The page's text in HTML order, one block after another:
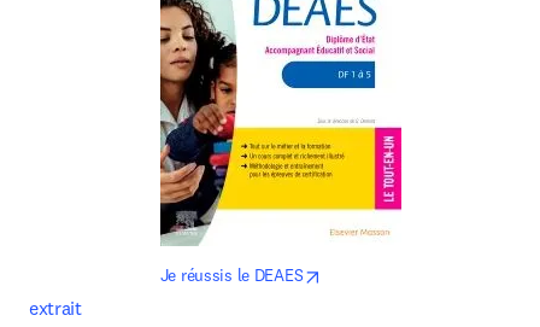
Je réussis le DEAES
extrait